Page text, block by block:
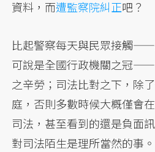
資料，而遭監察院糾正吧？
比起警察每天與民眾接觸
可說是全國行政機關之冠
之辛勞；司法比對之下，除
庭，否則多數時候大概僅會
司法，甚至看到的還是負面
對司法陌生是理所當然的事。